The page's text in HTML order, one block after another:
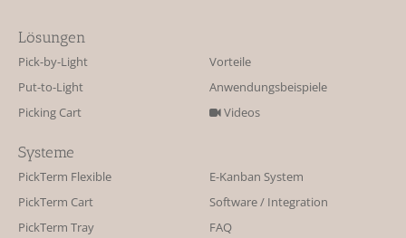
Lösungen
Pick-by-Light
Put-to-Light
Picking Cart
Vorteile
Anwendungsbeispiele
Videos
Systeme
PickTerm Flexible
PickTerm Cart
PickTerm Tray
E-Kanban System
Software / Integration
FAQ